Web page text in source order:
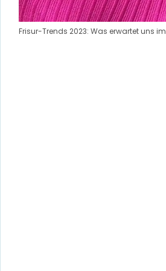
Frisur-Trends 2023: Was erwartet uns